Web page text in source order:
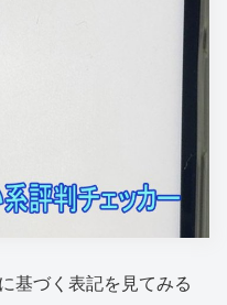
基づく表記を見てみる